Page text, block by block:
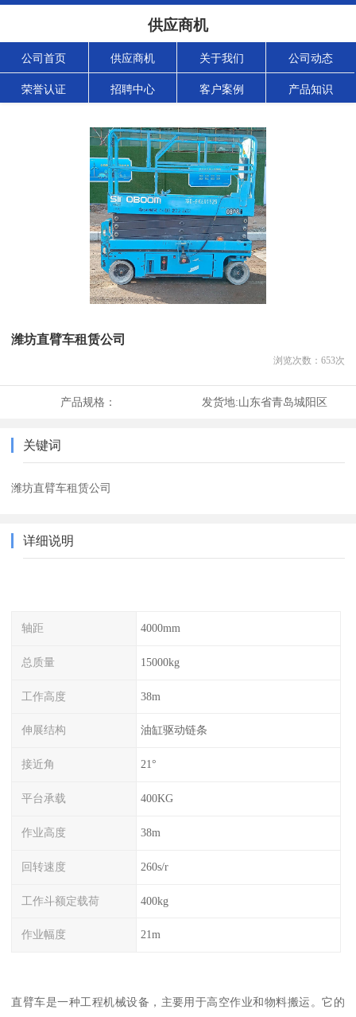
供应商机
公司首页 供应商机 关于我们 公司动态
荣誉认证 招聘中心 客户案例 产品知识
潍坊直臂车租赁公司
浏览次数： 653次
产品规格： 发货地:山东省青岛城阳区
关键词
潍坊直臂车租赁公司
详细说明
轴距 4000mm
总质量 15000kg
工作高度 38m
伸展结构 油缸驱动链条
接近角 21°
平台承载 400KG
作业高度 38m
回转速度 260s/r
工作斗额定载荷 400kg
作业幅度 21m
直臂车是一种工程机械设备，主要用于高空作业和物料搬运。它的